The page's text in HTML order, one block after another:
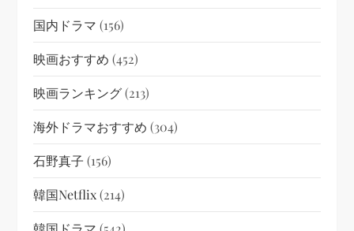
国内ドラマ (156)
映画おすすめ (452)
映画ランキング(213)
海外ドラマおすすめ (304)
石野真子 (156)
韓国netflix(214)